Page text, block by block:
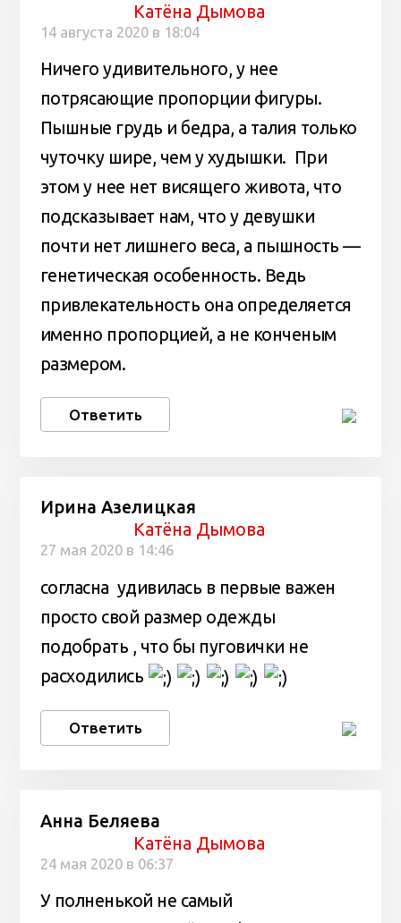
Катёна Дымова
14 августа 2020 в 18:04
Ничего удивительного, у нее
потрясающие пропорции фигуры.
Пышные грудь и бедра, а талия только
чуточку шире, чем у худышки. При
этом у нее нет висящего живота, что
подсказывает нам, что у девушки
почти нет лишнего веса, а пышность —
генетическая особенность. Ведь
привлекательность она определяется
именно пропорцией, а не конченым
размером.
Ответить
Ирина Азелицкая
Катёна Дымова
27 мая 2020 в 14:46
согласна удивилась в первые важен
просто свой размер одежды
подобрать , что бы пуговички не
расходились
Ответить
Анна Беляева
Катёна Дымова
24 мая 2020 в 06:37
У полненькой не самый